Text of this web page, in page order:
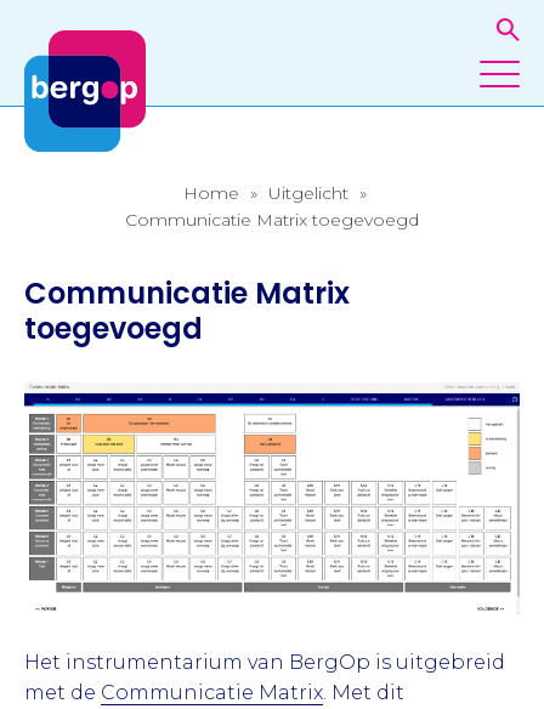
Home » Uitgelicht »
Communicatie Matrix toegevoegd
Communicatie Matrix
toegevoegd
Het instrumentarium van BergOp is uitgebreid
met de Communicatie Matrix. Met dit